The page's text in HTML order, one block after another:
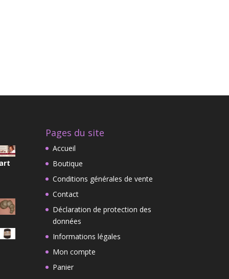
Pages du site
Accueil
Boutique
Conditions générales de vente
Contact
Déclaration de protection des
données
Informations légales
Mon compte
Panier